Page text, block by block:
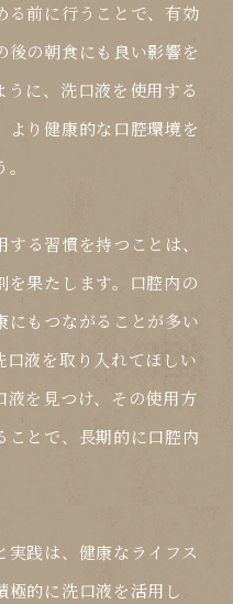
る前に行うことで、有効
後の朝食にも良い影響を
に、洗口液を使用する
より健康的な口腔環境を
する習慣を持つことは、
を果たします。口腔内の
にもつながることが多い
液を取り入れてほしい
液を見つけ、その使用方
ことで、長期的に口腔内
実践は、健康なライフス
極的に洗口液を活用し